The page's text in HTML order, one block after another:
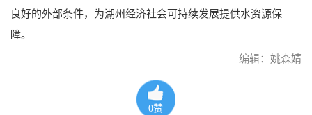
良好的外部条件，为湖州经济社会可持续发展提供水资源保
障。
编辑：姚森婧
0赞